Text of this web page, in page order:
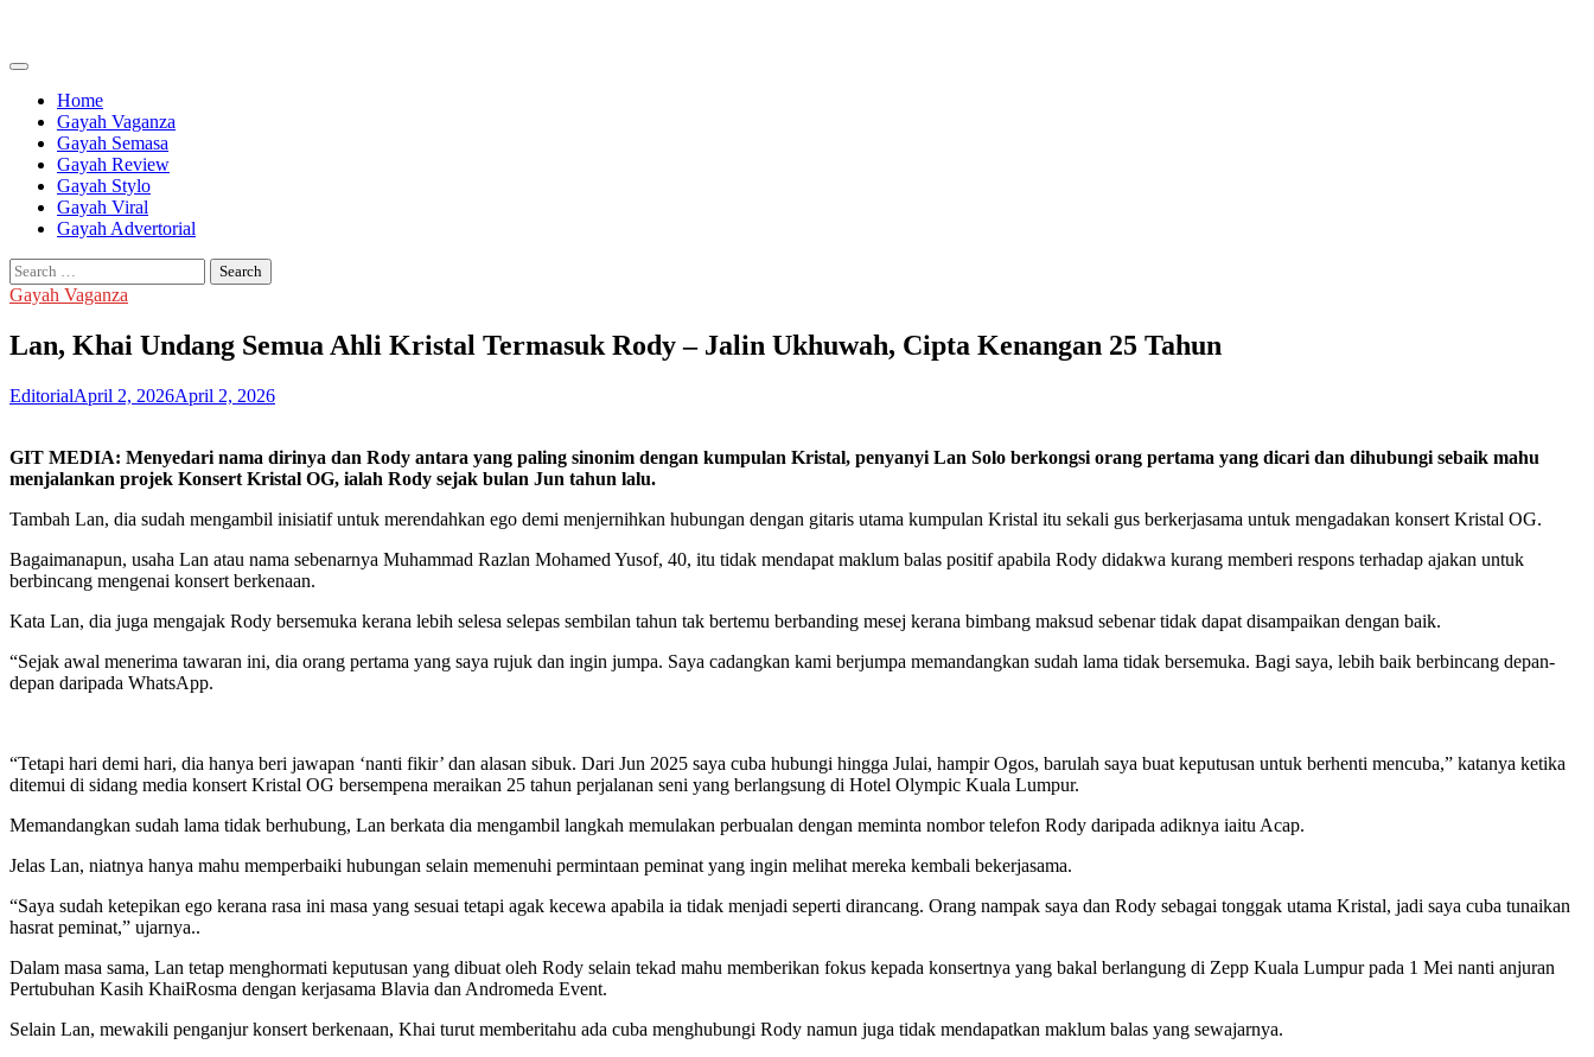
content
Home
Gayah Vaganza
Gayah Semasa
Gayah Review
Gayah Stylo
Gayah Viral
Gayah Advertorial
Search
for:
Gayah Vaganza
Lan, Khai Undang Semua Ahli Kristal Termasuk Rody – Jalin Ukhuwah, Cipta Kenangan 25 Tahun
EditorialApril 2, 2026April 2, 2026
GIT MEDIA: Menyedari nama dirinya dan Rody antara yang paling sinonim dengan kumpulan Kristal, penyanyi Lan Solo berkongsi orang pertama yang dicari dan dihubungi sebaik mahu
menjalankan projek Konsert Kristal OG, ialah Rody sejak bulan Jun tahun lalu.
Tambah Lan, dia sudah mengambil inisiatif untuk merendahkan ego demi menjernihkan hubungan dengan gitaris utama kumpulan Kristal itu sekali gus berkerjasama untuk mengadakan konsert Kristal OG.
Bagaimanapun, usaha Lan atau nama sebenarnya Muhammad Razlan Mohamed Yusof, 40, itu tidak mendapat maklum balas positif apabila Rody didakwa kurang memberi respons terhadap ajakan untuk
berbincang mengenai konsert berkenaan.
Kata Lan, dia juga mengajak Rody bersemuka kerana lebih selesa selepas sembilan tahun tak bertemu berbanding mesej kerana bimbang maksud sebenar tidak dapat disampaikan dengan baik.
“Sejak awal menerima tawaran ini, dia orang pertama yang saya rujuk dan ingin jumpa. Saya cadangkan kami berjumpa memandangkan sudah lama tidak bersemuka. Bagi saya, lebih baik berbincang depan-
depan daripada WhatsApp.
“Tetapi hari demi hari, dia hanya beri jawapan ‘nanti fikir’ dan alasan sibuk. Dari Jun 2025 saya cuba hubungi hingga Julai, hampir Ogos, barulah saya buat keputusan untuk berhenti mencuba,” katanya ketika
ditemui di sidang media konsert Kristal OG bersempena meraikan 25 tahun perjalanan seni yang berlangsung di Hotel Olympic Kuala Lumpur.
Memandangkan sudah lama tidak berhubung, Lan berkata dia mengambil langkah memulakan perbualan dengan meminta nombor telefon Rody daripada adiknya iaitu Acap.
Jelas Lan, niatnya hanya mahu memperbaiki hubungan selain memenuhi permintaan peminat yang ingin melihat mereka kembali bekerjasama.
“Saya sudah ketepikan ego kerana rasa ini masa yang sesuai tetapi agak kecewa apabila ia tidak menjadi seperti dirancang. Orang nampak saya dan Rody sebagai tonggak utama Kristal, jadi saya cuba tunaikan
hasrat peminat,” ujarnya..
Dalam masa sama, Lan tetap menghormati keputusan yang dibuat oleh Rody selain tekad mahu memberikan fokus kepada konsertnya yang bakal berlangung di Zepp Kuala Lumpur pada 1 Mei nanti anjuran
Pertubuhan Kasih KhaiRosma dengan kerjasama Blavia dan Andromeda Event.
Selain Lan, mewakili penganjur konsert berkenaan, Khai turut memberitahu ada cuba menghubungi Rody namun juga tidak mendapatkan maklum balas yang sewajarnya.